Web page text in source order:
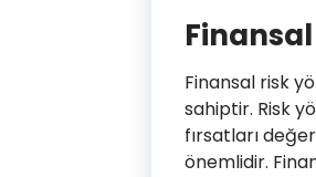
Finansal risk
sahiptir. Risk
fırsatları
önemlidir.